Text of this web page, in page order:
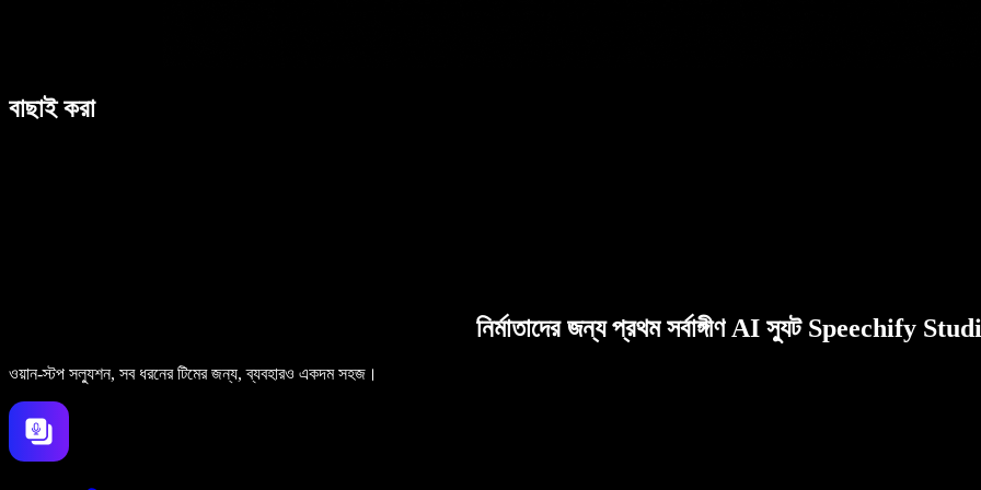
বাছাই করা
নির্মাতাদের জন্য প্রথম সর্বাঙ্গীণ AI স্যুট Speechify
ওয়ান-স্টপ সল্যুশন, সব ধরনের টিমের জন্য, ব্যবহারও একদম সহজ।